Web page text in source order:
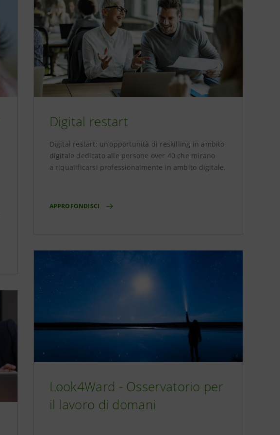
Digital restart
Digital restart: un’opportunità di reskilling in ambito
digitale dedicato alle persone over 40 che mirano
a riqualificarsi professionalmente in ambito digitale.
APPROFONDISCI
Look4Ward - Osservatorio per
il lavoro di domani